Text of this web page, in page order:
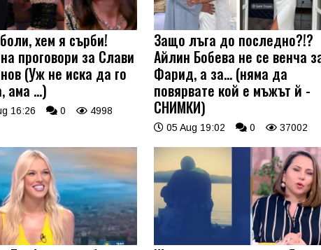
хем я сърби!
проговори за Слави
(Уж не иска да го
ама …)
16:26 0 4998
Защо лъга до последно?!?
Айлин Бобева не се венча
Фарид, а за... (няма да
повярвате кой е мъжът й -
СНИМКИ)
05 Aug 19:02 0 37002